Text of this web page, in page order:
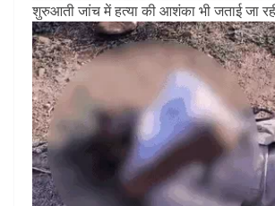
शुरुआती जांच में हत्या की आशंका भी जताई जा